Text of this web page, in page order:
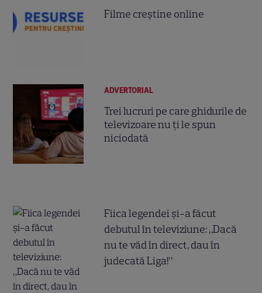
Filme creștine online
ADVERTORIAL
Trei lucruri pe care ghidurile de
televizoare nu ți le spun
niciodată
Fiica legendei și-a făcut
debutul în televiziune: „Dacă
nu te văd în direct, dau în
judecată Liga!”